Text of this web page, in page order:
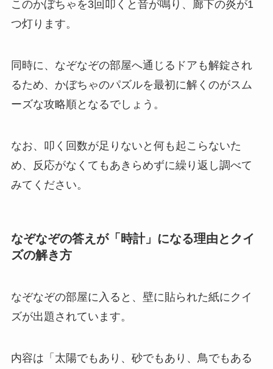
このかぼちゃを3回叩くと音が鳴り、廊下の炎が1
つ灯ります。
同時に、なぞなぞの部屋へ通じるドアも解錠され
るため、かぼちゃのパズルを最初に解くのがスム
ーズな攻略順となるでしょう。
なお、叩く回数が足りないと何も起こらないた
め、反応がなくてもあきらめずに繰り返し調べて
みてください。
なぞなぞの答えが「時計」になる理由とクイ
ズの解き方
なぞなぞの部屋に入ると、壁に貼られた紙にクイ
ズが出題されています。
内容は「太陽でもあり、砂でもあり、鳥でもある